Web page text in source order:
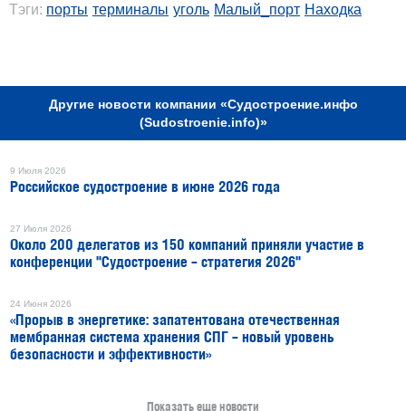
Тэги: порты терминалы уголь Малый_порт Находка
Другие новости компании «Судостроение.инфо
(Sudostroenie.info)»
9 Июля 2026
Российское судостроение в июне 2026 года
27 Июля 2026
Около 200 делегатов из 150 компаний приняли участие в
конференции "Судостроение – стратегия 2026"
24 Июня 2026
«Прорыв в энергетике: запатентована отечественная
мембранная система хранения СПГ – новый уровень
безопасности и эффективности»
Показать еще новости